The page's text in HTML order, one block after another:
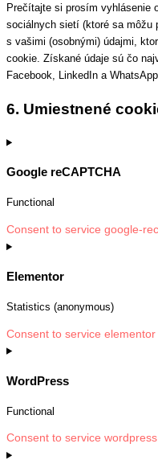
Prečítajte si prosím vyhlásenie
sociálnych sietí (ktoré sa môžu
s vašimi (osobnými) údajmi,
cookie. Získané údaje sú čo
Facebook, LinkedIn a
6. Umiestnené
Google reCAPTCHA
Functional
Consent to service google-
Elementor
Statistics (anonymous)
Consent to service elementor
WordPress
Functional
Consent to service wordpress